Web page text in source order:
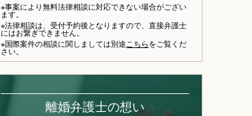
※事案により無料法律相談に対応できない場合がござい
ます。
※法律相談は、 受付予約後となりますので、 直接弁護士
にはお繋ぎできません。
※国際案件の相談に関しましては別途こちらをご覧くだ
さい。
離婚弁護士の想い